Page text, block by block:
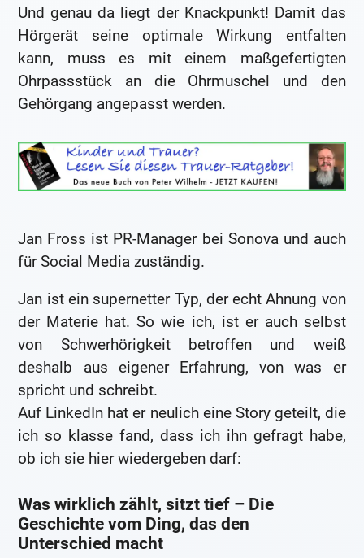
Und genau da liegt der Knackpunkt! Damit das
Hörgerät seine optimale Wirkung entfalten
kann, muss es mit einem maßgefertigten
Ohrpassstück an die Ohrmuschel und den
Gehörgang angepasst werden.
Jan Fross ist PR-Manager bei Sonova und auch
für Social Media zuständig.
Jan ist ein supernetter Typ, der echt Ahnung von
der Materie hat. So wie ich, ist er auch selbst
von Schwerhörigkeit betroffen und weiß
deshalb aus eigener Erfahrung, von was er
spricht und schreibt.
Auf LinkedIn hat er neulich eine Story geteilt, die
ich so klasse fand, dass ich ihn gefragt habe,
ob ich sie hier wiedergeben darf:
Was wirklich zählt, sitzt tief – Die
Geschichte vom Ding, das den
Unterschied macht